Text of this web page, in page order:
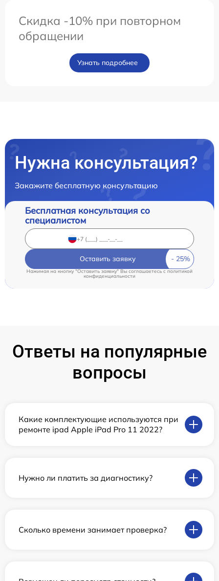
Скидка -10% при повторном
обращении
Узнать подробнее
Нужна консультация?
Закажите бесплатную консультацию
Бесплатная консультация со
специалистом
Оставить заявку
Нажимая на кнопку "Оставить заявку" Вы соглашаетесь cполитикой
конфиденциальности
Ответы на популярные
вопросы
Какие комплектующие используются при
ремонте ipad Apple iPad Pro 11 2022?
Нужно ли платить за диагностику?
Сколько времени занимает проверка?